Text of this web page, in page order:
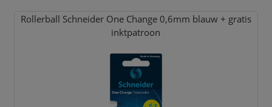
Rollerball Schneider One Change 0,6mm blauw + gratis
inktpatroon